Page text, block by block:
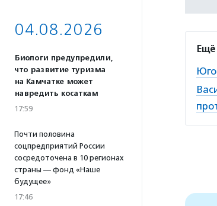
04.08.2026
Биологи предупредили,
что развитие туризма
на Камчатке может
навредить косаткам
17:59
Почти половина
соцпредприятий России
сосредоточена в 10 регионах
страны — фонд «Наше
будущее»
17:46